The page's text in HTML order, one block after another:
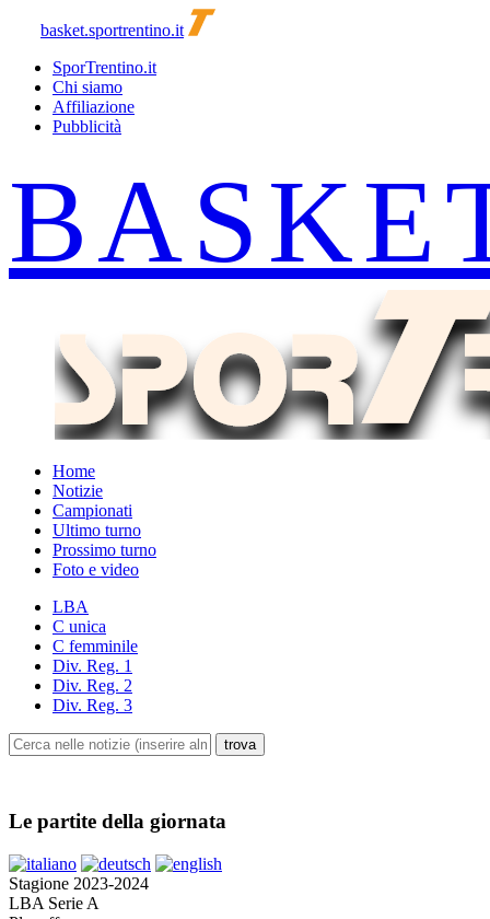
basket.sportrentino.it
SporTrentino.it
Chi siamo
Affiliazione
Pubblicità
Home
Notizie
Campionati
Ultimo turno
Prossimo turno
Foto e video
LBA
C unica
C femminile
Div. Reg. 1
Div. Reg. 2
Div. Reg. 3
Le partite della giornata
Stagione 2023-2024
LBA Serie A